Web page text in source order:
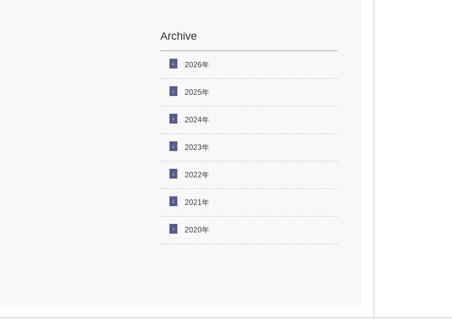
Archive
2026年
2025年
2024年
2023年
2022年
2021年
2020年